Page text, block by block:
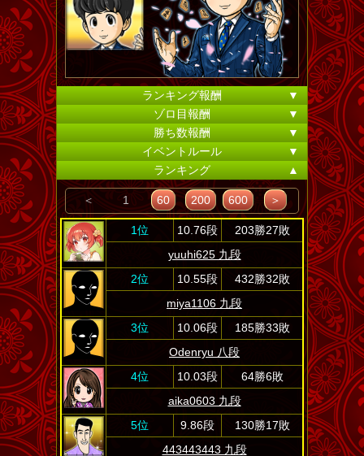
ランキング報酬
▼
ゾロ目報酬
▼
勝ち数報酬
▼
イベントルール
▼
ランキング
▲
＜ 1 60 200 600 ＞
1位 10.76段
203勝27敗
yuuhi625 九段
2位
10.55段
432勝32敗
miya1106 九段
3位
10.06段
185勝33敗
Odenryu 八段
4位
10.03段
64勝6敗
aika0603 九段
5位
9.86段
130勝17敗
443443443 九段